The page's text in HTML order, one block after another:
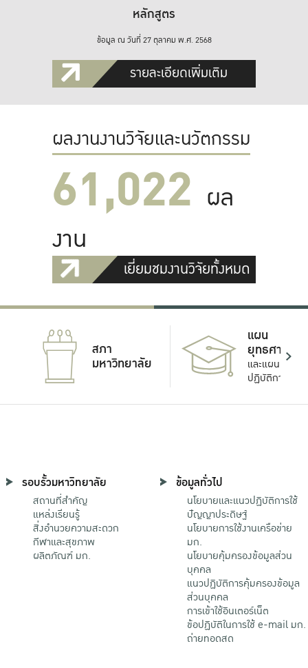
หลักสูตร
ข้อมูล ณ วันที่ 27 ตุลาคม พ.ศ. 2568
รายละเอียดเพิ่มเติม
ผลงานงานวิจัยและนวัตกรรม
61,022 ผล
งาน
เยี่ยมชมงานวิจัยทั้งหมด
สภา
มหาวิทยาลัย
แผน
ยุทธศาสตร์
และแผน
ปฏิบัติการ
รอบรั้วมหาวิทยาลัย
สถานที่สำคัญ
แหล่งเรียนรู้
สิ่งอำนวยความสะดวก
กีฬาและสุขภาพ
ผลิตภัณฑ์ มก.
ข้อมูลทั่วไป
นโยบายและแนวปฏิบัติการใช้
ปัญญาประดิษฐ์
นโยบายการใช้งานเครือข่าย
มก.
นโยบายคุ้มครองข้อมูลส่วน
บุคคล
แนวปฏิบัติการคุ้มครองข้อมูล
ส่วนบุคคล
การเข้าใช้อินเตอร์เน็ต
ข้อปฏิบัติในการใช้ e-mail มก.
ถ่ายทอดสด